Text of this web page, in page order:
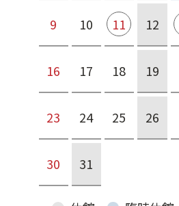
9 10 11 12
16 17 18 19
23 24 25 26
30 31